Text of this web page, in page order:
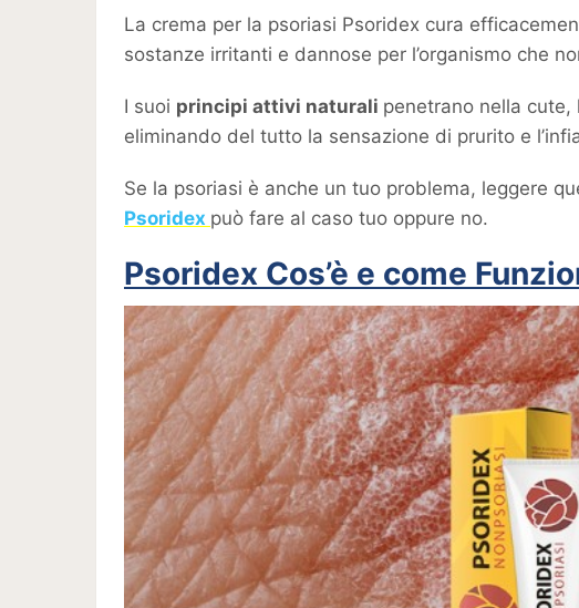
La crema per la psoriasi Psoridex cura
sostanze irritanti e dannose per l’organismo che
I suoi principi attivi naturali penetrano nella
eliminando del tutto la sensazione di prurito e
Se la psoriasi è anche un tuo problema, leggere
Psoridex può fare al caso tuo oppure no.
Psoridex Cos’è e come